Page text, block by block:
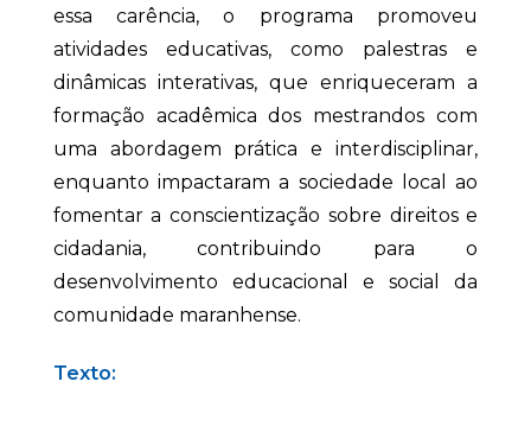
essa carência, o programa promoveu
atividades educativas, como palestras e
dinâmicas interativas, que enriqueceram a
formação acadêmica dos mestrandos com
uma abordagem prática e interdisciplinar,
enquanto impactaram a sociedade local ao
fomentar a conscientização sobre direitos e
cidadania, contribuindo para o
desenvolvimento educacional e social da
comunidade maranhense.
Texto: